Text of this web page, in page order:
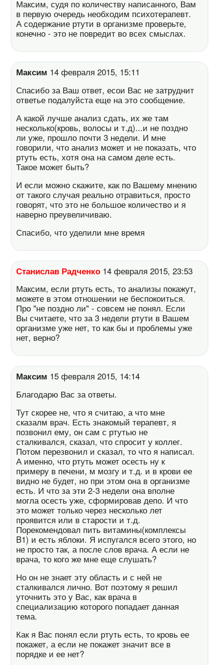
Максим, судя по количеству написанного, Вам
в первую очередь необходим психотерапевт.
А содержание ртути в организме проверьте,
конечно - это не повредит во всех смыслах.
Максим 14 февраля 2015, 15:11
Спасибо за Ваш ответ, есои Вас не затруднит
ответье подалуйста еще на это сообщение.
А какой лучше анализ сдать, их же там
несколько(кровь, волосы и т.д)...и не поздно
ли уже, прошло почти 3 недели. И мне
говорили, что анализ может и не показать, что
ртуть есть, хотя она на самом деле есть.
Такое может быть?
И если можно скажите, как по Вашему мнению
от такого случая реально отравиться, просто
говорят, что это не большое количество и я
наверно преувеличиваю.
Спасибо, что уделили мне время
Станислав Радченко 14 февраля 2015, 23:53
Максим, если ртуть есть, то анализы покажут,
можете в этом отношении не беспокоиться.
Про "не поздно ли" - совсем не понял. Если
Вы считаете, что за 3 недели ртути в Вашем
организме уже нет, то как бы и проблемы уже
нет, верно?
Максим 15 февраля 2015, 14:14
Благодарю Вас за ответы.
Тут скорее не, что я считаю, а что мне
сказалм врач. Есть знакомый терапевт, я
позвонил ему, он сам с ртутью не
сталкивался, сказал, что спросит у коллег.
Потом перезвонил и сказал, то что я написал.
А именно, что ртуть может осесть ну к
примеру в печени, м мозгу и т.д. и в крови ее
видно не будет, но при этом она в организме
есть. И что за эти 2-3 недели она вполне
могла осесть уже, сформировав депо. И что
это может только через несколько лет
проявится или в старости и т.д.
Порекомендовал пить витамины(комплексы
B1) и есть яблоки. Я испугался всего этого, но
не просто так, а после слов врача. А если не
врача, то кого же мне еще слушать?
Но он не знает эту область и с ней не
сталкивался лично. Вот поэтому я решил
уточнить это у Вас, как врача в
специализацию которого попадает данная
тема.
Как я Вас понял если ртуть есть, то кровь ее
покажет, а если не покажет значит все в
порядке и ее нет?